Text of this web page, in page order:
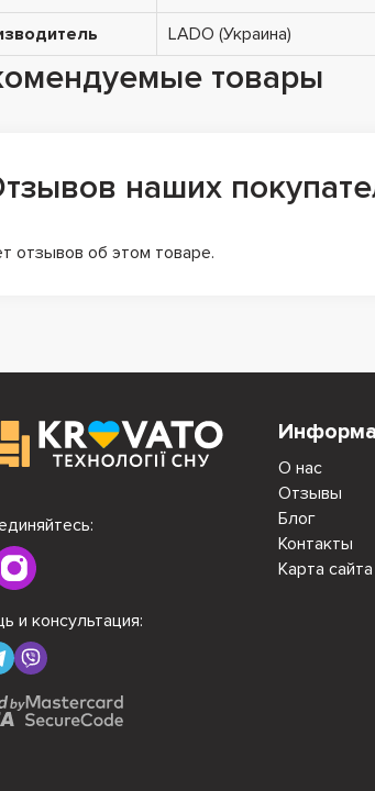
LADO (Украина)
товары
наших
отзывов об этом товаре.
О нас
Отзывы
Блог
Контакты
Карта сайта
и консультация: